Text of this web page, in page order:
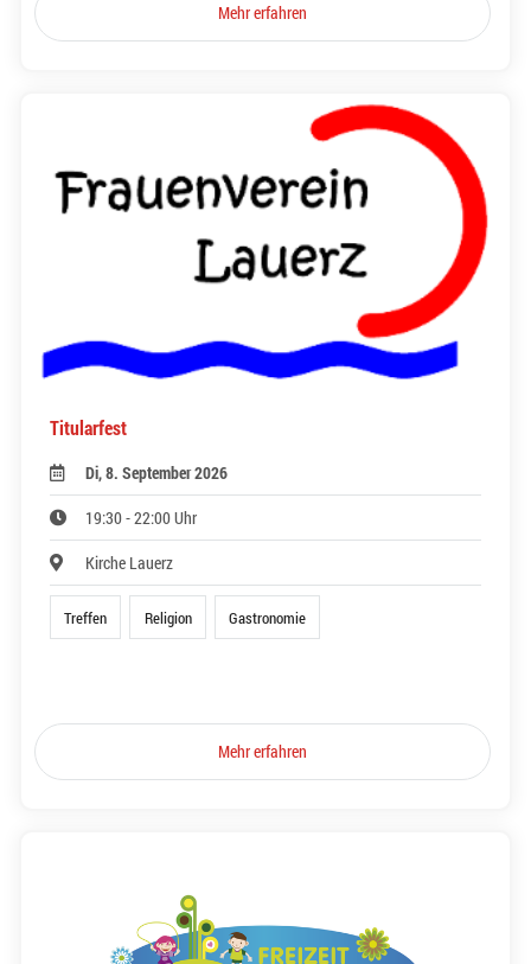
Mehr erfahren
Titularfest
Di, 8. September 2026
19:30 - 22:00 Uhr
Kirche Lauerz
Treffen Religion Gastronomie
Mehr erfahren